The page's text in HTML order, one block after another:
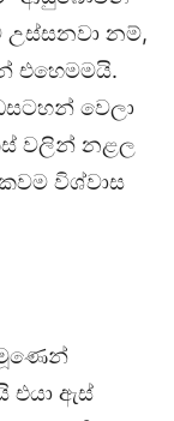
උස්සනවා නම්,
එහෙමමයි.
වෙලා
වලින් නළල
විශ්වාස
මූණෙන්
එයා ඇස්